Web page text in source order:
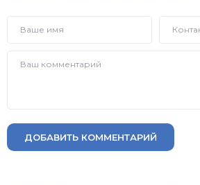
ДОБАВИТЬ КОММЕНТАРИЙ